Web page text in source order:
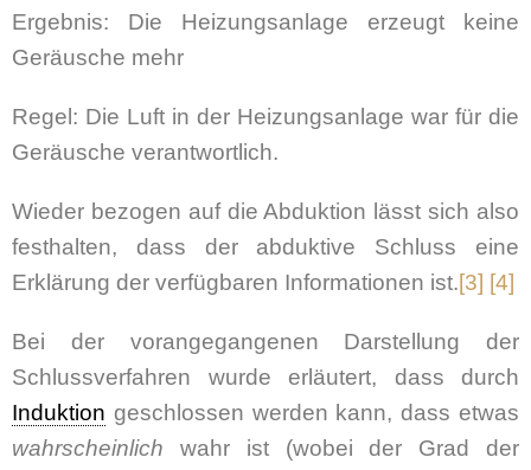
Ergebnis: Die Heizungsanlage erzeugt keine
Geräusche mehr
Regel: Die Luft in der Heizungsanlage war für die
Geräusche verantwortlich.
Wieder bezogen auf die Abduktion lässt sich also
festhalten, dass der abduktive Schluss eine
Erklärung der verfügbaren Informationen ist.[3] [4]
Bei der vorangegangenen Darstellung der
Schlussverfahren wurde erläutert, dass durch
Induktion geschlossen werden kann, dass etwas
wahrscheinlich wahr ist (wobei der Grad der